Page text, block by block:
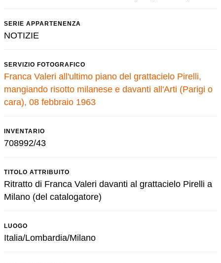
SERIE APPARTENENZA
NOTIZIE
SERVIZIO FOTOGRAFICO
Franca Valeri all'ultimo piano del grattacielo Pirelli,
mangiando risotto milanese e davanti all'Arti (Parigi o
cara), 08 febbraio 1963
INVENTARIO
708992/43
TITOLO ATTRIBUITO
Ritratto di Franca Valeri davanti al grattacielo Pirelli a
Milano (del catalogatore)
LUOGO
Italia/Lombardia/Milano